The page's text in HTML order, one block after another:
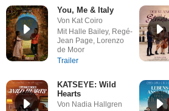
You, Me & Italy
Von Kat Coiro
Mit Halle Bailey, Regé-
Jean Page, Lorenzo
de Moor
Trailer
KATSEYE: Wild
Hearts
Von Nadia Hallgren